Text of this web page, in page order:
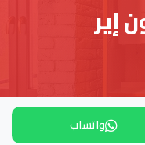
إير
واتساب